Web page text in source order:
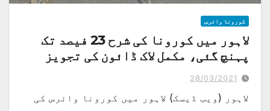
کورونا وائرس
لاہور میں کورونا کی شرح 23 فیصد تک
پہنچ گئی، مکمل لاک ڈائون کی تجویز
28/03/2021
لاہور (ویب ڈیسک) لاہور میں کورونا وائرس کی